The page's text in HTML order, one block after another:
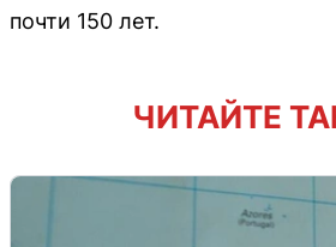
почти 150 лет.
ЧИТАЙТЕ